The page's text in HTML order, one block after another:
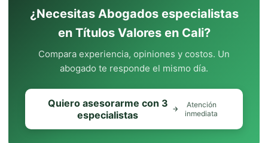
¿Necesitas Abogados especialistas
en Títulos Valores en Cali?
Compara experiencia, opiniones y costos. Un
abogado te responde el mismo día.
Quiero asesorarme con 3
especialistas
Atención
inmediata